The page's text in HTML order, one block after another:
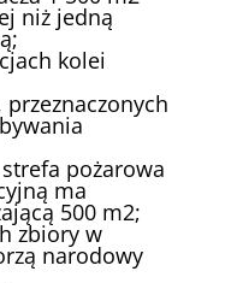
niż jedną
kolei
pożarowa
ma
500 m2;
zbiory w
narodowy